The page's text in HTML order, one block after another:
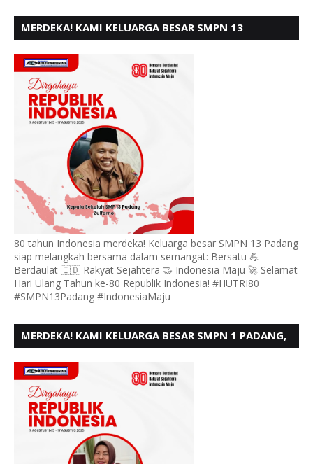
MERDEKA! KAMI KELUARGA BESAR SMPN 13
80 tahun Indonesia merdeka! Keluarga besar SMPN 13 Padang
siap melangkah bersama dalam semangat: Bersatu 💪
Berdaulat 🇮🇩 Rakyat Sejahtera 🤝 Indonesia Maju 🚀 Selamat
Hari Ulang Tahun ke-80 Republik Indonesia! #HUTRI80
#SMPN13Padang #IndonesiaMaju
MERDEKA! KAMI KELUARGA BESAR SMPN 1 PADANG,